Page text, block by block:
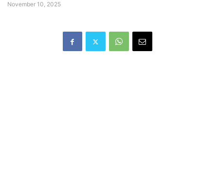
November 10, 2025